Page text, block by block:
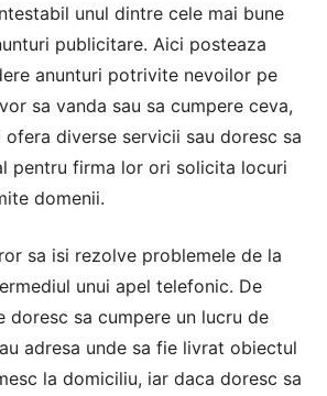
unul dintre cele mai bune
publicitare. Aici posteaza
anunturi potrivite nevoilor pe
sa vanda sau sa cumpere ceva,
diverse servicii sau doresc sa
pentru firma lor ori solicita locuri
domenii.
sa isi rezolve problemele de la
unui apel telefonic. De
doresc sa cumpere un lucru de
adresa unde sa fie livrat obiectul
la domiciliu, iar daca doresc sa